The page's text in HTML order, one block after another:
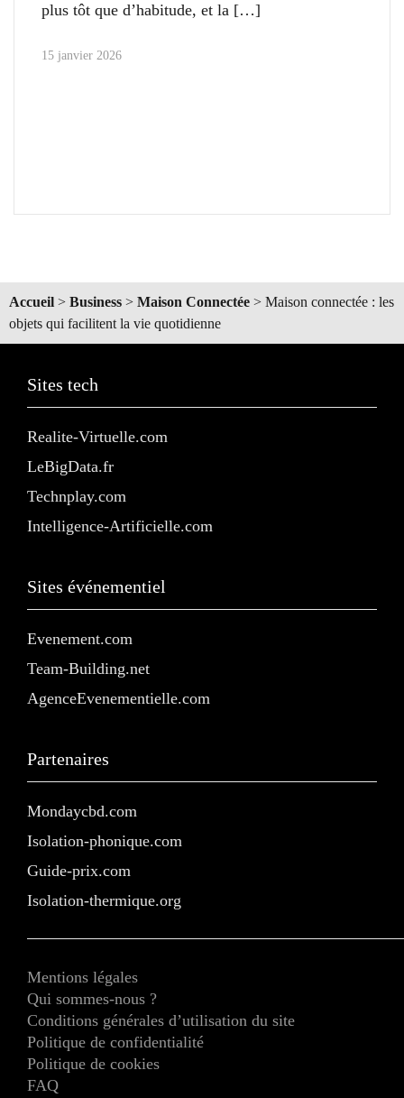
plus tôt que d’habitude, et la
15 janvier 2026
Accueil > Business > Maison Connectée > Maison connectée : les
objets qui facilitent la vie quotidienne
Sites tech
Realite-Virtuelle.com
LeBigData.fr
Technplay.com
Intelligence-Artificielle.com
Sites événementiel
Evenement.com
Team-Building.net
AgenceEvenementielle.com
Partenaires
Mondaycbd.com
Isolation-phonique.com
Guide-prix.com
Isolation-thermique.org
Mentions légales
Qui sommes-nous ?
Conditions générales d’utilisation du site
Politique de confidentialité
Politique de cookies
FAQ